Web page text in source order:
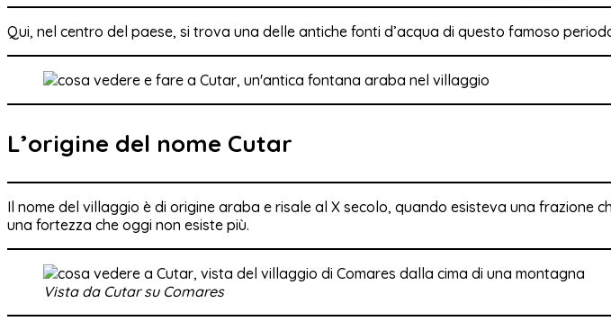
Qui, nel centro del paese, si trova una delle antiche fonti d’acqua di questo famoso
L’origine del nome Cutar
Il nome del villaggio è di origine araba e risale al X secolo, quando esisteva una frazione
una fortezza che oggi non esiste più.
Vista da Cutar su Comares